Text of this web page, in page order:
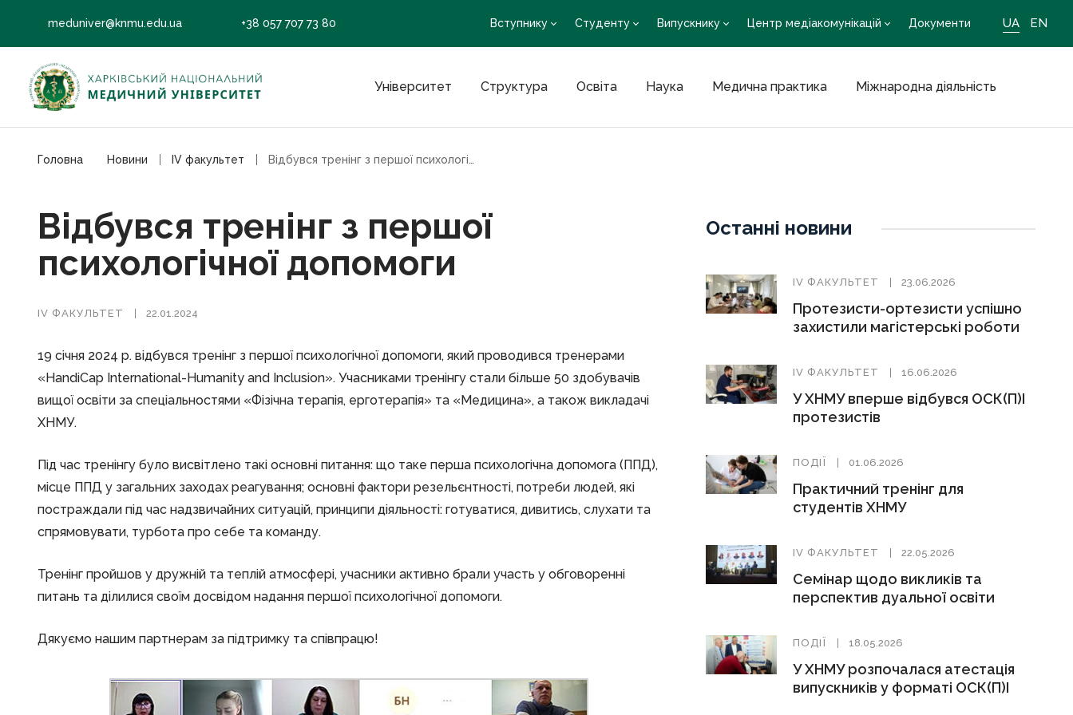
meduniver@knmu.edu.ua +38 057 707 73 80 Вступнику Студенту Випускнику Центр медіакомунікацій Документи UA EN
Університет Структура Освіта Наука Медична практика Міжнародна діяльність
Головна Новини ІV факультет
Відбувся тренінг з першої
психологічної допомоги
ІV ФАКУЛЬТЕТ 22.01.2024
19 січня 2024 р. відбувся тренінг з першої психологічної допомоги, який проводився тренерами
«НandiCap Іnternational-Humanity and Inclusion». Учасниками тренінгу стали більше 50 здобувачів
вищої освіти за спеціальностями «Фізічна терапія, ерготерапія» та «Медицина», а також викладачі
ХНМУ.
Під час тренінгу було висвітлено такі основні питання: що таке перша психологічна допомога (ППД),
місце ППД у загальних заходах реагування; основні фактори резельєнтності, потреби людей, які
постраждали під час надзвичайних ситуацій, принципи діяльності: готуватися, дивитись, слухати та
спрямовувати, турбота про себе та команду.
Тренінг пройшов у дружній та теплій атмосфері, учасники активно брали участь у обговоренні
питань та ділилися своїм досвідом надання першої психологічної допомоги.
Дякуємо нашим партнерам за підтримку та співпрацю!
Останні новини
ІV ФАКУЛЬТЕТ 23.06.2026
Протезисти-ортезисти успішно
захистили магістерські роботи
ІV ФАКУЛЬТЕТ 16.06.2026
У ХНМУ вперше відбувся ОСК(П)І
протезистів
ПОДІЇ 01.06.2026
Практичний тренінг для
студентів ХНМУ
ІV ФАКУЛЬТЕТ 22.05.2026
Семінар щодо викликів та
перспектив дуальної освіти
ПОДІЇ 18.05.2026
У ХНМУ розпочалася атестація
випускників у форматі ОСК(П)І